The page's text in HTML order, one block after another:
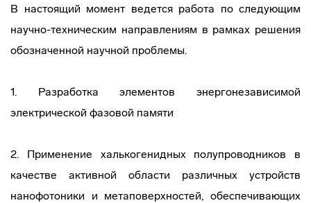
В настоящий момент ведется работа по следующим
научно-техническим направлениям в рамках решения
обозначенной научной проблемы.
1. Разработка элементов энергонезависимой
электрической фазовой памяти
2. Применение халькогенидных полупроводников в
качестве активной области различных устройств
нанофотоники и метаповерхностей, обеспечивающих